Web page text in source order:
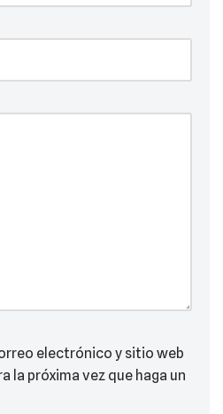
electrónico y sitio web
la próxima vez que haga un